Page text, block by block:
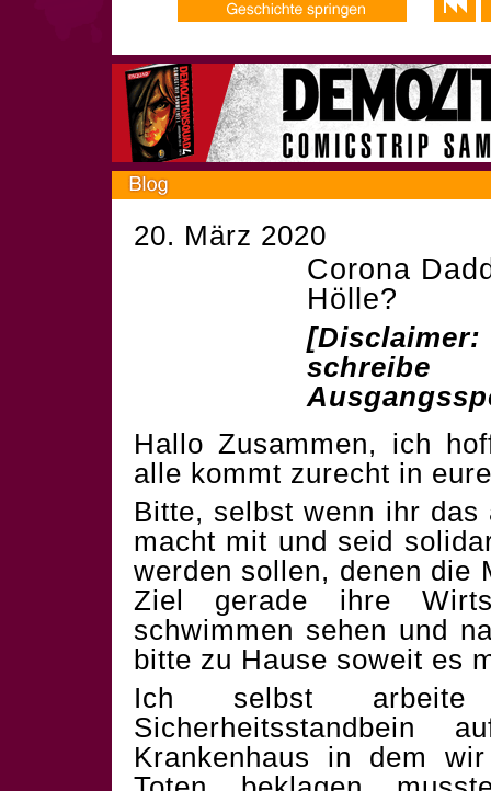
20. März 2020
Corona
Hölle?
Hallo Zusammen, ich
alle kommt zurecht in
Bitte, selbst wenn ihr
macht mit und seid
werden sollen, denen die
Ziel gerade ihre
schwimmen sehen und
bitte zu Hause soweit es
Ich selbst
Sicherheitsstandbein
Krankenhaus in dem